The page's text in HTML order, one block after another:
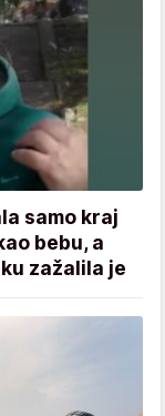
samo kraj
bebu, a
zažalila je